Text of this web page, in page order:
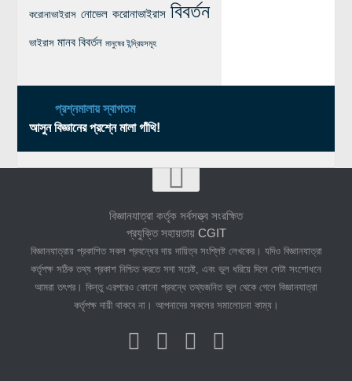
করোনাভাইরাস নোভেল করোনাভাইরাস বিবর্তন
ভাইরাস মানব বিবর্তন মানুষের ইন্দ্রিয়সমূহ
প্রশ্নমালায় স্বাগতম
আসুন বিজ্ঞানের প্রশ্নে মালা গাঁথি!
বিজ্ঞানযাত্রা কর্তৃক সর্বসত্ত্ব সংরক্ষিত
প্রযুক্তি সহায়তায় CGIT
বিজ্ঞানযাত্রায় প্রকাশিত সকল প্রবন্ধের দায় দায়িত্ব সংশ্লিষ্ট লেখকের। যদিও বিজ্ঞানযাত্রা
কর্তৃপক্ষ সঠিক তথ্য প্রকাশ নিশ্চিত করতে সদা সচেষ্ট, এবং ভুল ধরিয়ে দিলে সেটা সংশোধনে
আমরা তৎপর। কিন্তু এরপরেও কোনো প্রবন্ধে তথ্যজনিত ভুল থেকে গেলে বিজ্ঞানযাত্রা
কর্তৃপক্ষ দায়ী থাকবে না। আপনাদের সকলের সমালোচনা কাম্য।